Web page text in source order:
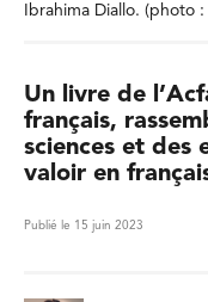
Ibrahima Diallo. (photo
Un livre de
français,
sciences et des
valoir en
Publié le 15 juin 2023